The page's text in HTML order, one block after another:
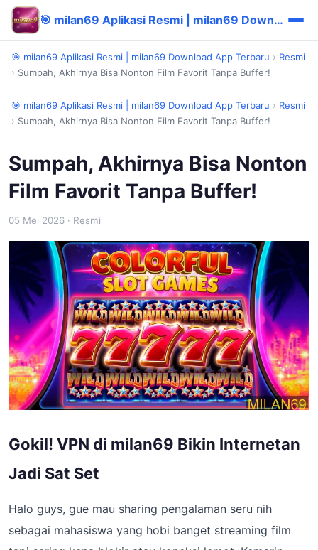
🎯 milan69 Aplikasi Resmi | milan69 Download App Terbaru
🎯 milan69 Aplikasi Resmi | milan69 Download App Terbaru › Resmi
› Sumpah, Akhirnya Bisa Nonton Film Favorit Tanpa Buffer!
🎯 milan69 Aplikasi Resmi | milan69 Download App Terbaru › Resmi
› Sumpah, Akhirnya Bisa Nonton Film Favorit Tanpa Buffer!
Sumpah, Akhirnya Bisa Nonton
Film Favorit Tanpa Buffer!
05 Mei 2026 · Resmi
Gokil! VPN di milan69 Bikin Internetan
Jadi Sat Set
Halo guys, gue mau sharing pengalaman seru nih
sebagai mahasiswa yang hobi banget streaming film